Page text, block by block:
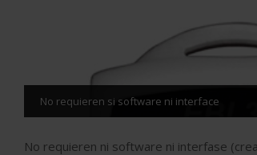
No requieren si software ni interface
No requieren ni software ni interfase